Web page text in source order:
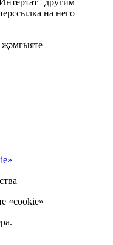
другим
на него
«cookie»